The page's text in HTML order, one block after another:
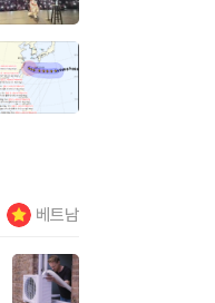
베트남